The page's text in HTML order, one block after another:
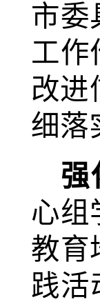
市委
工作
改进
细落
强
心组
教育
践活